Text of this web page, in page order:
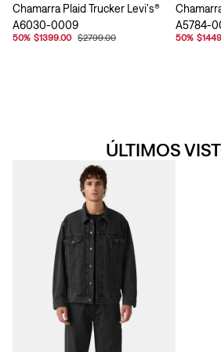
Chamarra Plaid Trucker Levi's®
A6030-0009
50% $1399.00 $2799.00
A5784-
50%
ÚLTIMOS